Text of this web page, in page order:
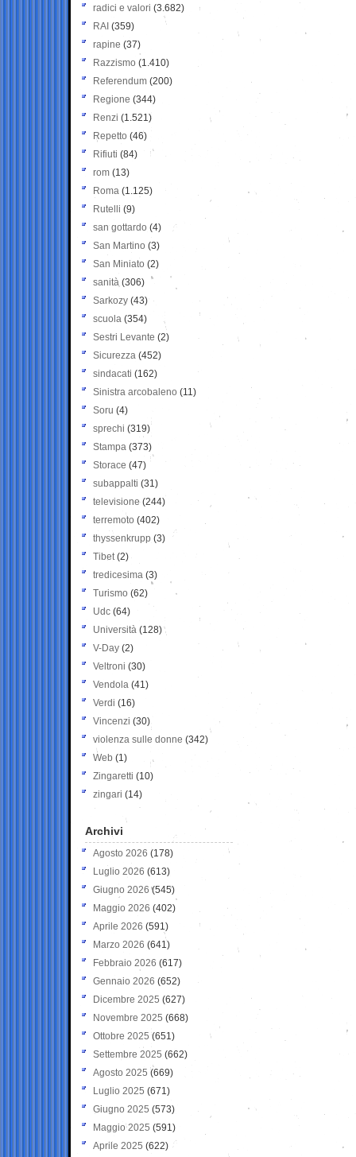
radici e valori (3.682)
RAI (359)
rapine (37)
Razzismo (1.410)
Referendum (200)
Regione (344)
Renzi (1.521)
Repetto (46)
Rifiuti (84)
rom (13)
Roma (1.125)
Rutelli (9)
san gottardo (4)
San Martino (3)
San Miniato (2)
sanità (306)
Sarkozy (43)
scuola (354)
Sestri Levante (2)
Sicurezza (452)
sindacati (162)
Sinistra arcobaleno (11)
Soru (4)
sprechi (319)
Stampa (373)
Storace (47)
subappalti (31)
televisione(244)
terremoto (402)
thyssenkrupp (3)
Tibet(2)
tredicesima (3)
Turismo (62)
Udc (64)
Università (128)
V-Day (2)
Veltroni (30)
Vendola (41)
Verdi (16)
Vincenzi (30)
violenza sulle donne (342)
Web (1)
Zingaretti (10)
zingari (14)
Archivi
Agosto 2026 (178)
Luglio 2026 (613)
Giugno 2026 (545)
Maggio 2026 (402)
Aprile 2026 (591)
Marzo 2026 (641)
Febbraio 2026 (617)
Gennaio 2026 (652)
Dicembre 2025 (627)
Novembre 2025 (668)
Ottobre 2025 (651)
Settembre 2025 (662)
Agosto 2025 (669)
Luglio 2025 (671)
Giugno 2025 (573)
Maggio 2025 (591)
Aprile 2025 (622)